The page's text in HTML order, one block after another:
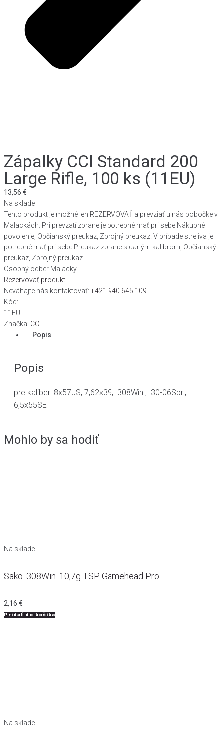
Zápalky CCI Standard 200
Large Rifle, 100 ks (11EU)
13,56 €
Na sklade
Tento produkt je možné len REZERVOVAŤ a prevziať u nás pobočke v
Malackách. Pri prevzatí zbrane je potrebné mať pri sebe Nákupné
povolenie, Občianský preukaz, Zbrojný preukaz. V prípade streliva je
potrebné mať pri sebe Preukaz zbrane s daným kalibrom, Občianský
preukaz, Zbrojný preukaz.
Osobný odber Malacky
Rezervovať produkt
Neváhajte nás kontaktovať: +421 940 645 109
Kód:
11EU
Značka: CCI
Popis
Popis
pre kaliber: 8x57JS, 7,62×39, .308Win., .30-06Spr.,
6,5x55SE
Mohlo by sa hodiť
Na sklade
Sako .308Win. 10,7g TSP Gamehead Pro
2,16 €
Pridať do košíka
Na sklade